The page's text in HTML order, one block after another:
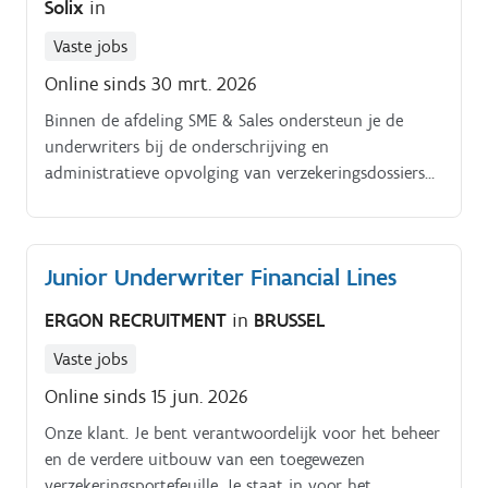
door het leveren van kwaliteitsservice.
Solix in
Vaste jobs
Online sinds 30 mrt. 2026
Binnen de afdeling SME & Sales ondersteun je de
underwriters bij de onderschrijving en
administratieve opvolging van verzekeringsdossiers
underwriters bij informatieverzameling en
risicoanalyse Mee uitwerken van offerteaanvragen en
premievoorstellen Administratieve opvolging van
bijvoegsels Zelfstandig beheren en opvolgen van
aansprakelijkheidspolissen Opvolgen van premie
premies in de systemen Rapportering ondersteunen
richting management en home office Klantenvragen
beantwoorden, schriftelijk en telefonisch.
Junior Underwriter Financial Lines
ERGON RECRUITMENT in BRUSSEL
Vaste jobs
Online sinds 15 jun. 2026
Onze klant. Je bent verantwoordelijk voor het beheer
en de verdere uitbouw van een toegewezen